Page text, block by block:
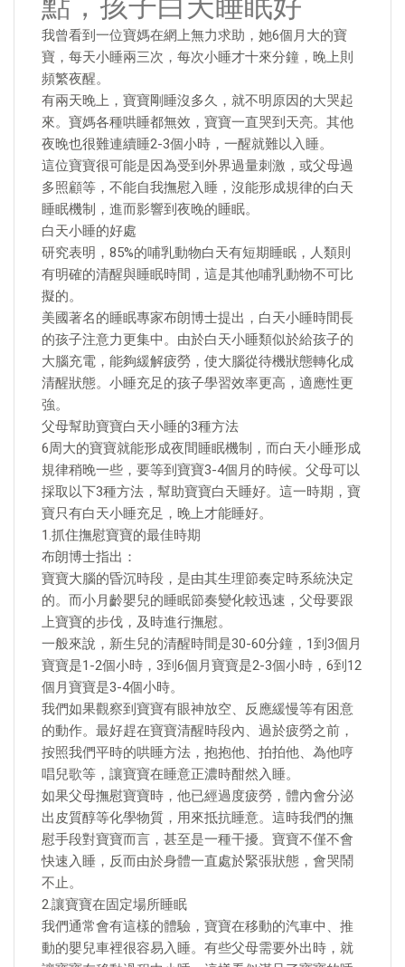
我曾看到一位寶媽在網上無力求助，她6個月大的寶
寶，每天小睡兩三次，每次小睡才十來分鐘，晚上則
頻繁夜醒。
有兩天晚上，寶寶剛睡沒多久，就不明原因的大哭起
來。寶媽各種哄睡都無效，寶寶一直哭到天亮。其他
夜晚也很難連續睡2-3個小時，一醒就難以入睡。
這位寶寶很可能是因為受到外界過量刺激，或父母過
多照顧等，不能自我撫慰入睡，沒能形成規律的白天
睡眠機制，進而影響到夜晚的睡眠。
白天小睡的好處
研究表明，85%的哺乳動物白天有短期睡眠，人類則
有明確的清醒與睡眠時間，這是其他哺乳動物不可比
擬的。
美國著名的睡眠專家布朗博士提出，白天小睡時間長
的孩子注意力更集中。由於白天小睡類似於給孩子的
大腦充電，能夠緩解疲勞，使大腦從待機狀態轉化成
清醒狀態。小睡充足的孩子學習效率更高，適應性更
強。
父母幫助寶寶白天小睡的3種方法
6周大的寶寶就能形成夜間睡眠機制，而白天小睡形成
規律稍晚一些，要等到寶寶3-4個月的時候。父母可以
採取以下3種方法，幫助寶寶白天睡好。這一時期，寶
寶只有白天小睡充足，晚上才能睡好。
1.抓住撫慰寶寶的最佳時期
布朗博士指出：
寶寶大腦的昏沉時段，是由其生理節奏定時系統決定
的。而小月齡嬰兒的睡眠節奏變化較迅速，父母要跟
上寶寶的步伐，及時進行撫慰。
一般來說，新生兒的清醒時間是30-60分鐘，1到3個月
寶寶是1-2個小時，3到6個月寶寶是2-3個小時，6到12
個月寶寶是3-4個小時。
我們如果觀察到寶寶有眼神放空、反應緩慢等有困意
的動作。最好趕在寶寶清醒時段內、過於疲勞之前，
按照我們平時的哄睡方法，抱抱他、拍拍他、為他哼
唱兒歌等，讓寶寶在睡意正濃時酣然入睡。
如果父母撫慰寶寶時，他已經過度疲勞，體內會分泌
出皮質醇等化學物質，用來抵抗睡意。這時我們的撫
慰手段對寶寶而言，甚至是一種干擾。寶寶不僅不會
快速入睡，反而由於身體一直處於緊張狀態，會哭鬧
不止。
2.讓寶寶在固定場所睡眠
我們通常會有這樣的體驗，寶寶在移動的汽車中、推
動的嬰兒車裡很容易入睡。有些父母需要外出時，就